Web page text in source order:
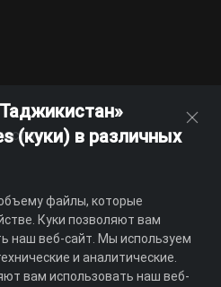
(куки) в различных
файлы, которые
Куки позволяют вам
наш веб-сайт. Мы используем
и аналитические.
вам использовать наш веб-